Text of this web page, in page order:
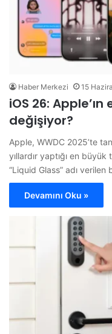
Haber Merkezi 15
iOS 26:
değişiyor?
Apple, WWDC 2025’te
yıllardır yaptığı en
“Liquid Glass” adı verilen
Devamını Oku »